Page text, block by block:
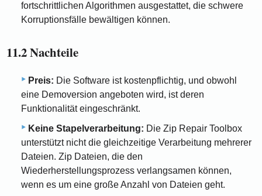
fortschrittlichen Algorithmen ausgestattet, die schwere
Korruptionsfälle bewältigen können.
11.2 Nachteile
Preis: Die Software ist kostenpflichtig, und obwohl
eine Demoversion angeboten wird, ist deren
Funktionalität eingeschränkt.
Keine Stapelverarbeitung: Die Zip Repair Toolbox
unterstützt nicht die gleichzeitige Verarbeitung mehrerer
Dateien. Zip Dateien, die den
Wiederherstellungsprozess verlangsamen können,
wenn es um eine große Anzahl von Dateien geht.